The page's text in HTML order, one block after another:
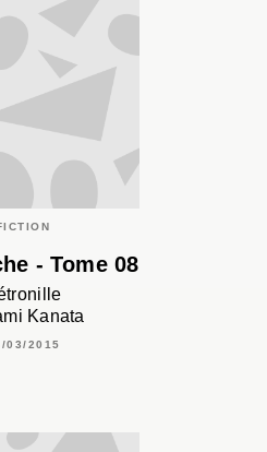
- Tome 08
Kanata
03/2015